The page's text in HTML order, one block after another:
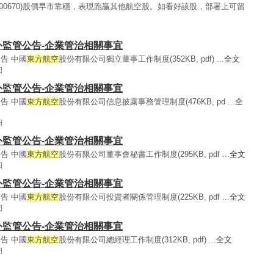
股價早市靠穩，表現跑贏其他航空股。如看好該股，部署上可留
管公告-企業管治相關事宜
中國東方航空股份有限公司獨立董事工作制度(352KB, pdf) ...全文
管公告-企業管治相關事宜
中國東方航空股份有限公司信息披露事務管理制度(476KB, pd ...全
管公告-企業管治相關事宜
中國東方航空股份有限公司董事會秘書工作制度(295KB, pdf ...全文
管公告-企業管治相關事宜
中國東方航空股份有限公司投資者關係管理制度(225KB, pdf ...全文
管公告-企業管治相關事宜
中國東方航空股份有限公司總經理工作制度(312KB, pdf) ...全文